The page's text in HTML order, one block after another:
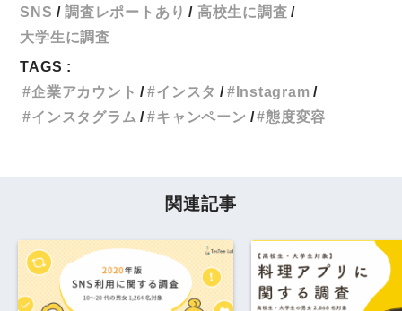
SNS
調査レポートあり
高校生に調査
大学生に調査
TAGS :
企業アカウント
インスタ
Instagram
インスタグラム
キャンペーン 態度変容
関連記事